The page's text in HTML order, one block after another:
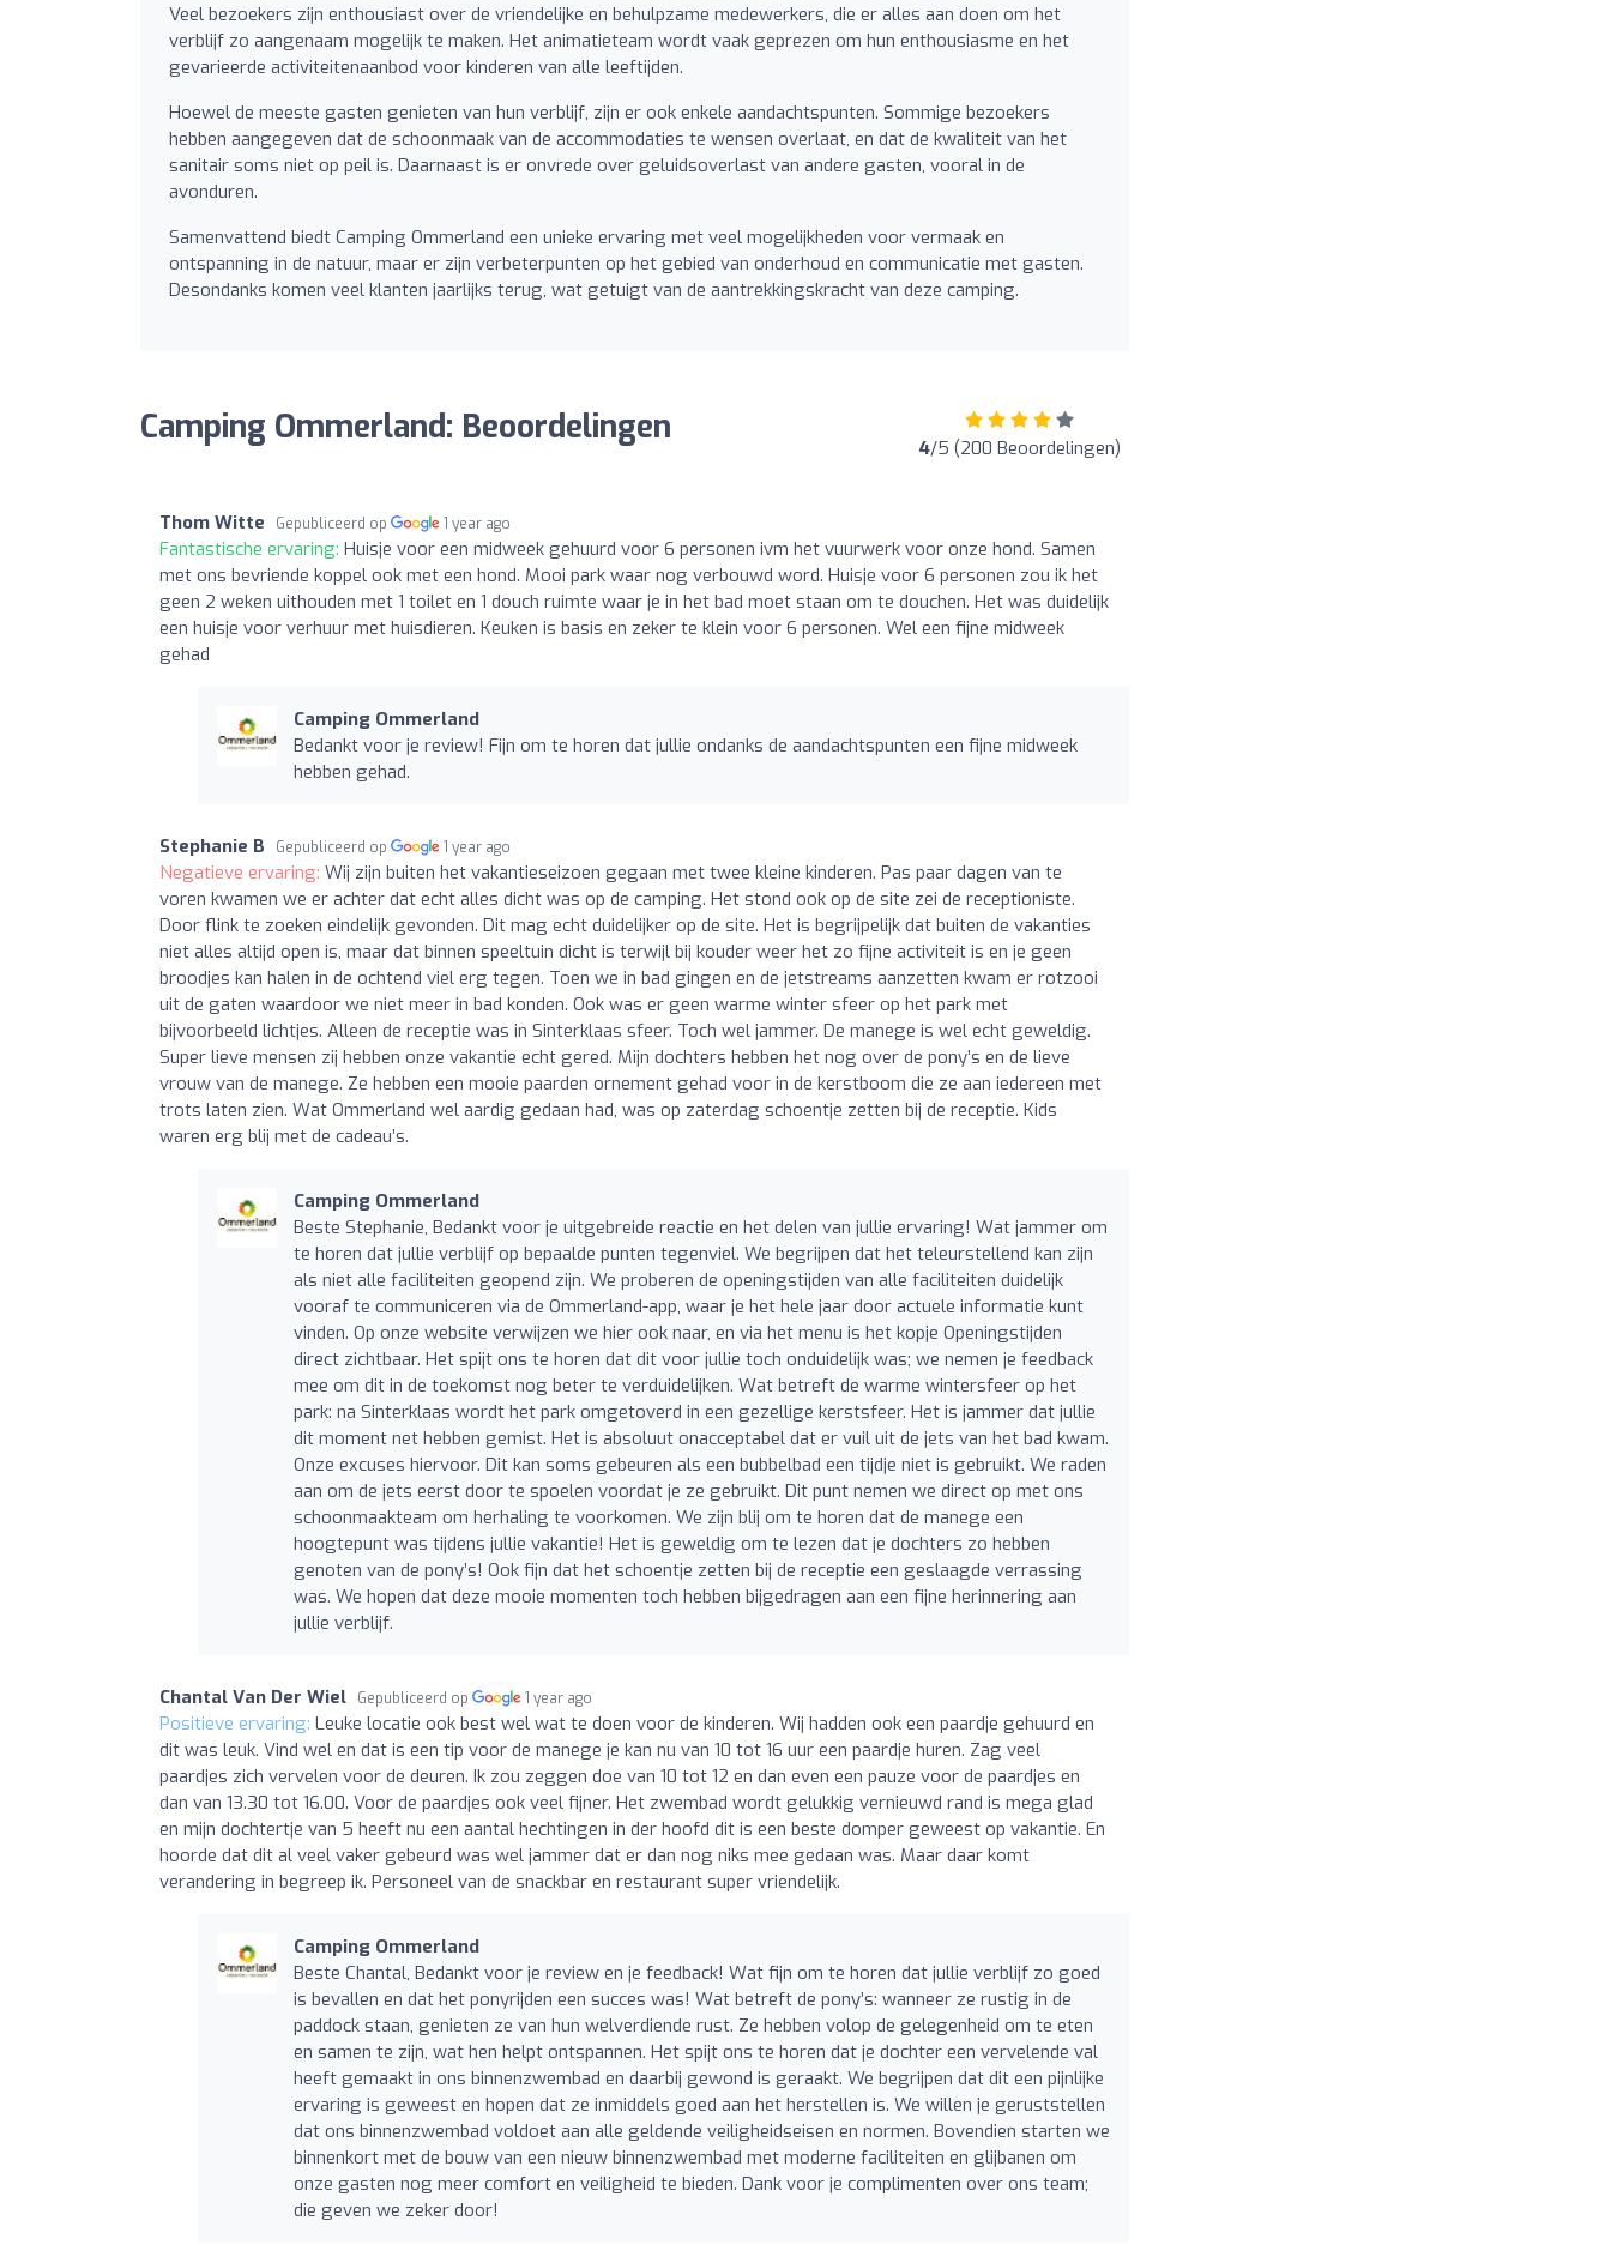
Veel bezoekers zijn enthousiast over de vriendelijke en behulpzame medewerkers, die er alles aan doen om het
verblijf zo aangenaam mogelijk te maken. Het animatieteam wordt vaak geprezen om hun enthousiasme en het
gevarieerde activiteitenaanbod voor kinderen van alle leeftijden.
Hoewel de meeste gasten genieten van hun verblijf, zijn er ook enkele aandachtspunten. Sommige bezoekers
hebben aangegeven dat de schoonmaak van de accommodaties te wensen overlaat, en dat de kwaliteit van het
sanitair soms niet op peil is. Daarnaast is er onvrede over geluidsoverlast van andere gasten, vooral in de
avonduren.
Samenvattend biedt Camping Ommerland een unieke ervaring met veel mogelijkheden voor vermaak en
ontspanning in de natuur, maar er zijn verbeterpunten op het gebied van onderhoud en communicatie met gasten.
Desondanks komen veel klanten jaarlijks terug, wat getuigt van de aantrekkingskracht van deze camping.
Camping Ommerland: Beoordelingen 4/5 (200 Beoordelingen)
Thom Witte Gepubliceerd op 1 year ago
Fantastische ervaring: Huisje voor een midweek gehuurd voor 6 personen ivm het vuurwerk voor onze hond. Samen
met ons bevriende koppel ook met een hond. Mooi park waar nog verbouwd word. Huisje voor 6 personen zou ik het
geen 2 weken uithouden met 1 toilet en 1 douch ruimte waar je in het bad moet staan om te douchen. Het was duidelijk
een huisje voor verhuur met huisdieren. Keuken is basis en zeker te klein voor 6 personen. Wel een fijne midweek
gehad
Camping Ommerland
Bedankt voor je review! Fijn om te horen dat jullie ondanks de aandachtspunten een fijne midweek
hebben gehad.
Stephanie B Gepubliceerd op 1 year ago
Negatieve ervaring: Wij zijn buiten het vakantieseizoen gegaan met twee kleine kinderen. Pas paar dagen van te
voren kwamen we er achter dat echt alles dicht was op de camping. Het stond ook op de site zei de receptioniste.
Door flink te zoeken eindelijk gevonden. Dit mag echt duidelijker op de site. Het is begrijpelijk dat buiten de vakanties
niet alles altijd open is, maar dat binnen speeltuin dicht is terwijl bij kouder weer het zo fijne activiteit is en je geen
broodjes kan halen in de ochtend viel erg tegen. Toen we in bad gingen en de jetstreams aanzetten kwam er rotzooi
uit de gaten waardoor we niet meer in bad konden. Ook was er geen warme winter sfeer op het park met
bijvoorbeeld lichtjes. Alleen de receptie was in Sinterklaas sfeer. Toch wel jammer. De manege is wel echt geweldig.
Super lieve mensen zij hebben onze vakantie echt gered. Mijn dochters hebben het nog over de pony’s en de lieve
vrouw van de manege. Ze hebben een mooie paarden ornement gehad voor in de kerstboom die ze aan iedereen met
trots laten zien. Wat Ommerland wel aardig gedaan had, was op zaterdag schoentje zetten bij de receptie. Kids
waren erg blij met de cadeau’s.
Camping Ommerland
Beste Stephanie, Bedankt voor je uitgebreide reactie en het delen van jullie ervaring! Wat jammer om
te horen dat jullie verblijf op bepaalde punten tegenviel. We begrijpen dat het teleurstellend kan zijn
als niet alle faciliteiten geopend zijn. We proberen de openingstijden van alle faciliteiten duidelijk
vooraf te communiceren via de Ommerland-app, waar je het hele jaar door actuele informatie kunt
vinden. Op onze website verwijzen we hier ook naar, en via het menu is het kopje Openingstijden
direct zichtbaar. Het spijt ons te horen dat dit voor jullie toch onduidelijk was; we nemen je feedback
mee om dit in de toekomst nog beter te verduidelijken. Wat betreft de warme wintersfeer op het
park: na Sinterklaas wordt het park omgetoverd in een gezellige kerstsfeer. Het is jammer dat jullie
dit moment net hebben gemist. Het is absoluut onacceptabel dat er vuil uit de jets van het bad kwam.
Onze excuses hiervoor. Dit kan soms gebeuren als een bubbelbad een tijdje niet is gebruikt. We raden
aan om de jets eerst door te spoelen voordat je ze gebruikt. Dit punt nemen we direct op met ons
schoonmaakteam om herhaling te voorkomen. We zijn blij om te horen dat de manege een
hoogtepunt was tijdens jullie vakantie! Het is geweldig om te lezen dat je dochters zo hebben
genoten van de pony’s! Ook fijn dat het schoentje zetten bij de receptie een geslaagde verrassing
was. We hopen dat deze mooie momenten toch hebben bijgedragen aan een fijne herinnering aan
jullie verblijf.
Chantal Van Der Wiel Gepubliceerd op 1 year ago
Positieve ervaring: Leuke locatie ook best wel wat te doen voor de kinderen. Wij hadden ook een paardje gehuurd en
dit was leuk. Vind wel en dat is een tip voor de manege je kan nu van 10 tot 16 uur een paardje huren. Zag veel
paardjes zich vervelen voor de deuren. Ik zou zeggen doe van 10 tot 12 en dan even een pauze voor de paardjes en
dan van 13.30 tot 16.00. Voor de paardjes ook veel fijner. Het zwembad wordt gelukkig vernieuwd rand is mega glad
en mijn dochtertje van 5 heeft nu een aantal hechtingen in der hoofd dit is een beste domper geweest op vakantie. En
hoorde dat dit al veel vaker gebeurd was wel jammer dat er dan nog niks mee gedaan was. Maar daar komt
verandering in begreep ik. Personeel van de snackbar en restaurant super vriendelijk.
Camping Ommerland
Beste Chantal, Bedankt voor je review en je feedback! Wat fijn om te horen dat jullie verblijf zo goed
is bevallen en dat het ponyrijden een succes was! Wat betreft de pony’s: wanneer ze rustig in de
paddock staan, genieten ze van hun welverdiende rust. Ze hebben volop de gelegenheid om te eten
en samen te zijn, wat hen helpt ontspannen. Het spijt ons te horen dat je dochter een vervelende val
heeft gemaakt in ons binnenzwembad en daarbij gewond is geraakt. We begrijpen dat dit een pijnlijke
ervaring is geweest en hopen dat ze inmiddels goed aan het herstellen is. We willen je geruststellen
dat ons binnenzwembad voldoet aan alle geldende veiligheidseisen en normen. Bovendien starten we
binnenkort met de bouw van een nieuw binnenzwembad met moderne faciliteiten en glijbanen om
onze gasten nog meer comfort en veiligheid te bieden. Dank voor je complimenten over ons team;
die geven we zeker door!